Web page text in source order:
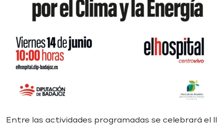
Entre las actividades programadas se celebrará el II